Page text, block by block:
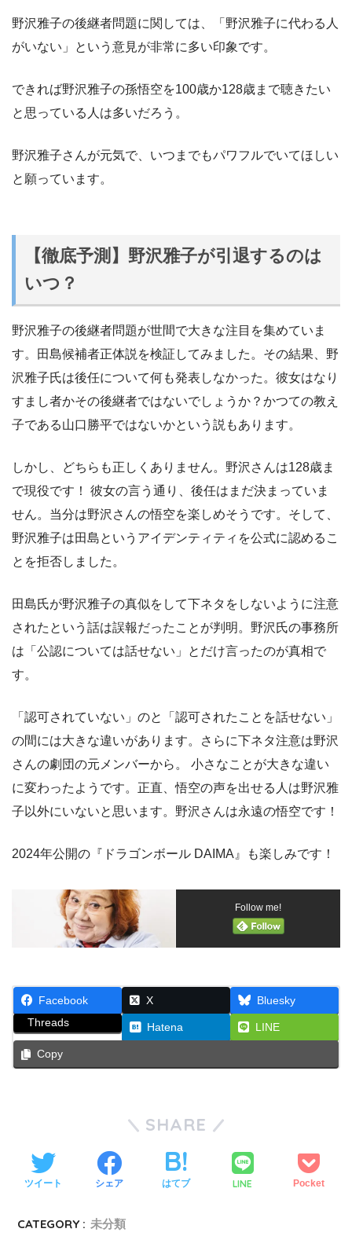
野沢雅子の後継者問題に関しては、「野沢雅子に代わる人
がいない」という意見が非常に多い印象です。
できれば野沢雅子の孫悟空を100歳か128歳まで聴きたい
と思っている人は多いだろう。
野沢雅子さんが元気で、いつまでもパワフルでいてほしい
と願っています。
【徹底予測】野沢雅子が引退するのは
いつ？
野沢雅子の後継者問題が世間で大きな注目を集めていま
す。田島候補者正体説を検証してみました。その結果、野
沢雅子氏は後任について何も発表しなかった。彼女はなり
すまし者かその後継者ではないでしょうか？かつての教え
子である山口勝平ではないかという説もあります。
しかし、どちらも正しくありません。野沢さんは128歳ま
で現役です！ 彼女の言う通り、後任はまだ決まっていま
せん。当分は野沢さんの悟空を楽しめそうです。そして、
野沢雅子は田島というアイデンティティを公式に認めるこ
とを拒否しました。
田島氏が野沢雅子の真似をして下ネタをしないように注意
されたという話は誤報だったことが判明。野沢氏の事務所
は「公認については話せない」とだけ言ったのが真相で
す。
「認可されていない」のと「認可されたことを話せない」
の間には大きな違いがあります。さらに下ネタ注意は野沢
さんの劇団の元メンバーから。 小さなことが大きな違い
に変わったようです。正直、悟空の声を出せる人は野沢雅
子以外にいないと思います。野沢さんは永遠の悟空です！
2024年公開の『ドラゴンボール DAIMA』も楽しみです！
Follow me!
Facebook X
Bluesky
Threads
Hatena LINE
Copy
SHARE
ツイート シェア はてブ LINE Pocket
CATEGORY : 未分類